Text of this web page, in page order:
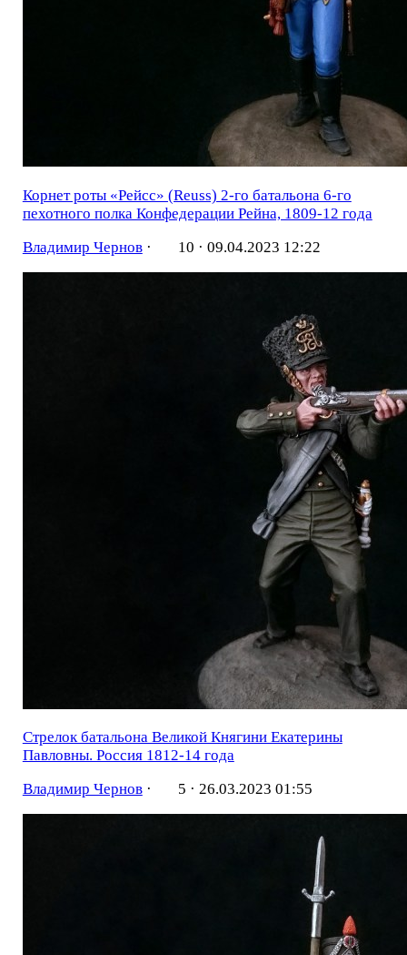
Корнет роты «Рейсс» (Reuss) 2-го батальона 6-го
пехотного полка Конфедерации Рейна, 1809-12 года
Владимир Чернов· 10 · 09.04.2023 12:22
Стрелок батальона Великой Княгини Екатерины
Павловны. Россия 1812-14 года
Владимир Чернов· 5 · 26.03.2023 01:55